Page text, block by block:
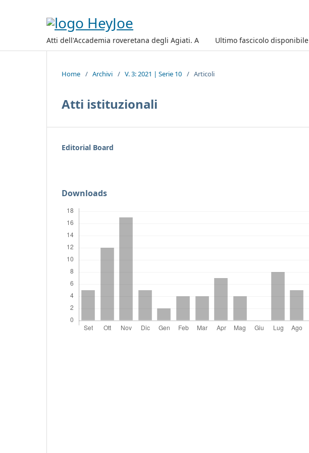
Atti dell'Accademia roveretana degli Agiati. A Ultimo fascicolo disponibile
Home / Archivi / V. 3: 2021 | Serie 10 / Articoli
Atti istituzionali
Editorial Board
Downloads